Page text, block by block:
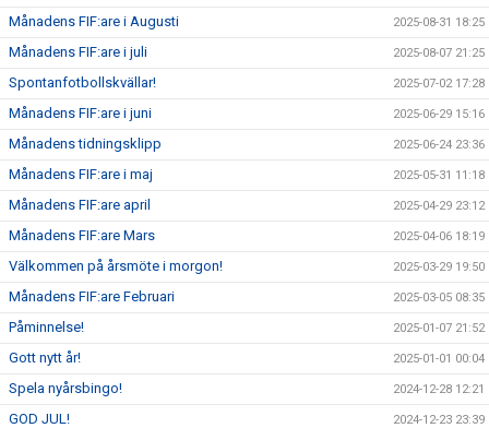
Månadens FIF:are i Augusti 2025-08-31 18:25
Månadens FIF:are i juli 2025-08-07 21:25
Spontanfotbollskvällar! 2025-07-02 17:28
Månadens FIF:are i juni 2025-06-29 15:16
Månadens tidningsklipp 2025-06-24 23:36
Månadens FIF:are i maj 2025-05-31 11:18
Månadens FIF:are april 2025-04-29 23:12
Månadens FIF:are Mars 2025-04-06 18:19
Välkommen på årsmöte i morgon! 2025-03-29 19:50
Månadens FIF:are Februari 2025-03-05 08:35
Påminnelse! 2025-01-07 21:52
Gott nytt år! 2025-01-01 00:04
Spela nyårsbingo! 2024-12-28 12:21
GOD JUL! 2024-12-23 23:39